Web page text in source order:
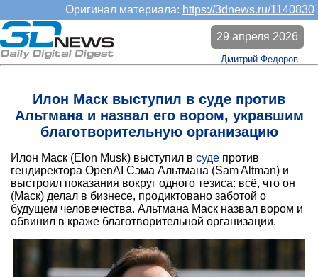
Оригинал материала: https://3dnews.ru/1140830
Илон Маск выступил в суде против
Альтмана и назвал его вором, укравшим
благотворительную организацию
29 апреля 2026
Дмитрий Федоров
Илон Маск (Elon Musk) выступил в суде против
гендиректора OpenAI Сэма Альтмана (Sam Altman) и
выстроил показания вокруг одного тезиса: всё, что он
(Маск) делал в бизнесе, продиктовано заботой о
будущем человечества. Альтмана Маск назвал вором и
обвинил в краже благотворительной организации.